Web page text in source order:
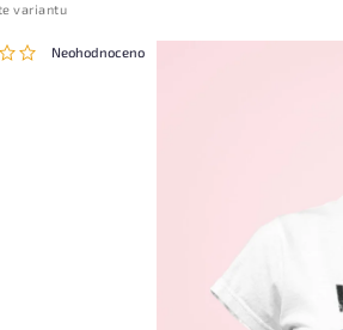
variantu
Neohodnoceno